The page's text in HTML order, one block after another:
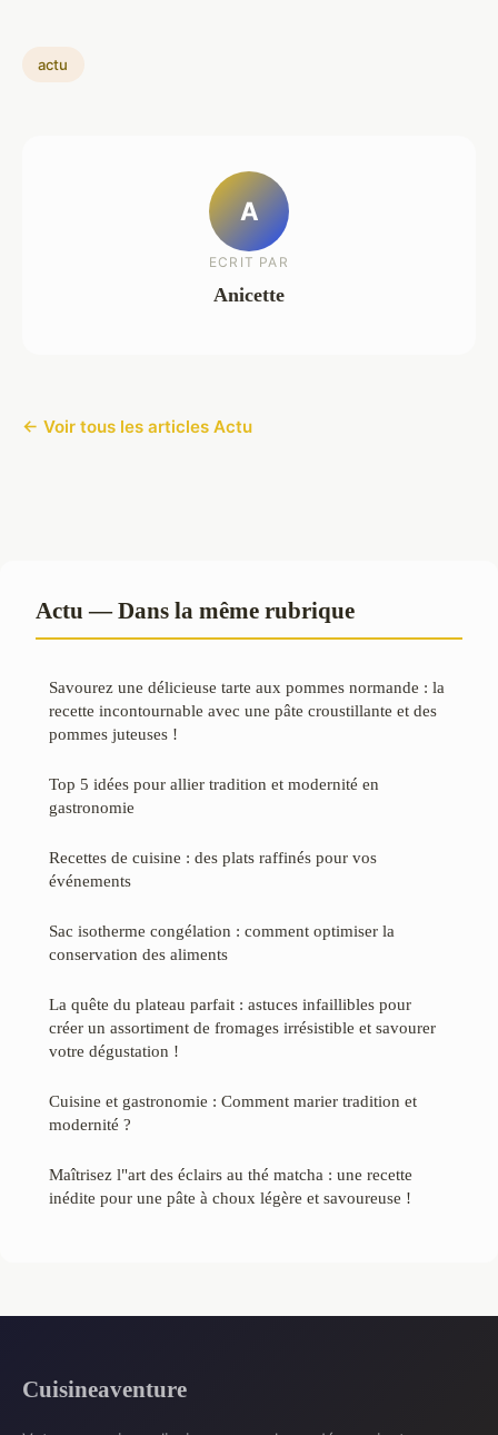
actu
A
ECRIT PAR
Anicette
← Voir tous les articles Actu
Actu — Dans la même rubrique
Savourez une délicieuse tarte aux pommes normande : la
recette incontournable avec une pâte croustillante et des
pommes juteuses !
Top 5 idées pour allier tradition et modernité en
gastronomie
Recettes de cuisine : des plats raffinés pour vos
événements
Sac isotherme congélation : comment optimiser la
conservation des aliments
La quête du plateau parfait : astuces infaillibles pour
créer un assortiment de fromages irrésistible et savourer
votre dégustation !
Cuisine et gastronomie : Comment marier tradition et
modernité ?
Maîtrisez l"art des éclairs au thé matcha : une recette
inédite pour une pâte à choux légère et savoureuse !
Cuisineaventure